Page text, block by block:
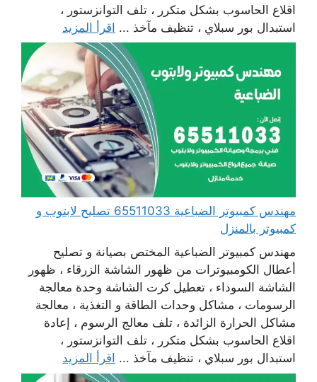
اقلاع الحاسوب بشكل متكرر ، تلف التوانزستور ،
استبدال بور سبلاي ، تنظيف مآخذ ... اقرأ المزيد
مهندس كمبيوتر الضباعية 65511033 تصليح لابتوب و
كمبيوتر بالمنزل
مهندس كمبيوتر الضباعية المختص بصيانة و تصليح
أعطال الكومبيوترات من ظهور الشاشة الزرقاء ، ظهور
الشاشة السوداء ، تعطيل كرت الشاشة وحدة معالجة
الرسومات ، مشاكل وحدات الطاقة و التغذية ، معالجة
مشاكل الحرارة الزائدة ، تلف معالج الرسوم ، إعادة
اقلاع الحاسوب بشكل متكرر ، تلف التوانزستور ،
استبدال بور سبلاي ، تنظيف مآخذ ... اقرأ المزيد